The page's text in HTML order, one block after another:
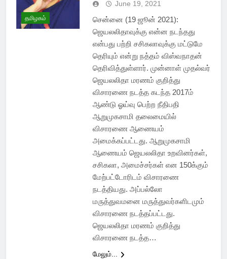
தமிழகம்
June 19, 2021
சென்னை (19 ஜூன் 2021):
ஜெயலலிதாவுக்கு என்ன நடந்தது
என்பது பற்றி சசிகலாவுக்கு மட்டுமே
தெரியும் என்று நத்தம் விஸ்வநாதன்
தெரிவித்துள்ளார். முன்னாள் முதல்வர்
ஜெயலலிதா மரணம் குறித்து
விசாரணை நடத்த கடந்த 2017ம்
ஆண்டு ஓய்வு பெற்ற நீதிபதி
ஆறுமுகசாமி தலைமையில்
விசாரணை ஆணையம்
அமைக்கப்பட்டது. ஆறுமுகசாமி
ஆணையம் ஜெயலலிதா உறவினர்கள்,
சசிகலா, அமைச்சர்கள் என 150க்கும்
மேற்பட்டோரிடம் விசாரணை
நடத்தியது. அப்பல்லோ
மருத்துவமனை மருத்துவர்களிடமும்
விசாரணை நடத்தப்பட்டது.
ஜெயலலிதா மரணம் குறித்து
விசாரணை நடத்த…
மேலும்...